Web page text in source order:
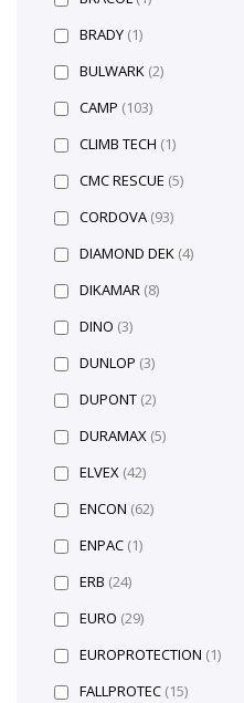
BRADY (1)
BULWARK (2)
CAMP (103)
CLIMB TECH (1)
CMC RESCUE (5)
CORDOVA (93)
DIAMOND DEK (4)
DIKAMAR (8)
DINO (3)
DUNLOP (3)
DUPONT (2)
DURAMAX (5)
ELVEX (42)
ENCON (62)
ENPAC (1)
ERB (24)
EURO (29)
EUROPROTECTION (1)
FALLPROTEC (15)